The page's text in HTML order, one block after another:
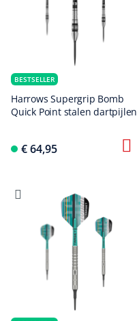
BESTSELLER
Harrows Supergrip Bomb
Quick Point stalen dartpijlen
€ 64,95